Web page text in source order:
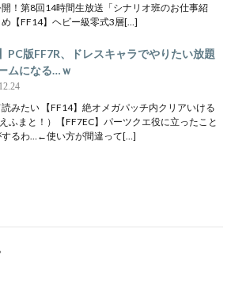
！第8回14時間生放送「シナリオ班のお仕事紹
【FF14】ヘビー級零式3層[…]
PC版FF7R、ドレスキャラでやりたい放題
ムになる…ｗ
みたい 【FF14】絶オメガパッチ内クリアいける
ふまと！）【FF7EC】パーツクエ役に立ったこと
するわ…←使い方が間違って[…]